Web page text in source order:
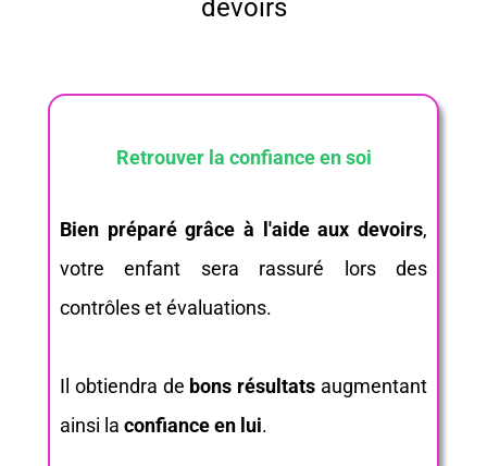
devoirs
Retrouver la confiance en soi
Bien préparé grâce à l'aide aux devoirs,
votre enfant sera rassuré lors des
contrôles et évaluations.
Il obtiendra de bons résultats augmentant
ainsi la confiance en lui.